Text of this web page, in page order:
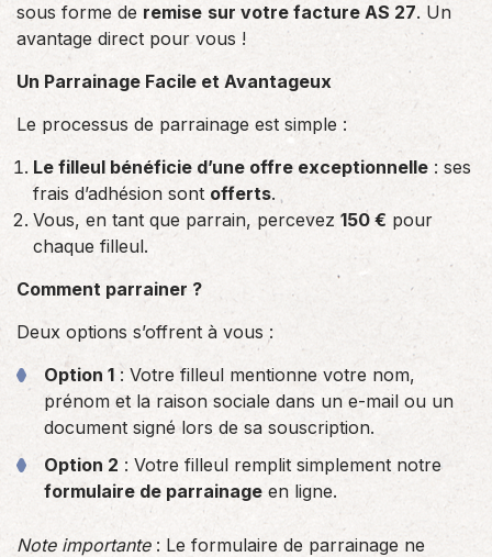
sous forme de remise sur votre facture AS 27. Un
avantage direct pour vous !
Un Parrainage Facile et Avantageux
Le processus de parrainage est simple :
Le filleul bénéficie d’une offre exceptionnelle : ses
frais d’adhésion sont offerts.
Vous, en tant que parrain, percevez 150 € pour
chaque filleul.
Comment parrainer ?
Deux options s’offrent à vous :
Option 1 : Votre filleul mentionne votre nom,
prénom et la raison sociale dans un e-mail ou un
document signé lors de sa souscription.
Option 2 : Votre filleul remplit simplement notre
formulaire de parrainage en ligne.
Note importante: Le formulaire de parrainage ne